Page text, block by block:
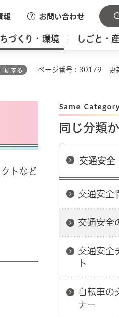
報 お問い合わせ
づくり・環境 しごと・
刷する ページ番号 : 30179 更
トなど
同じ分類
交通安全
交通安全
交通安全
交通安全
ト
自転車の
ナー